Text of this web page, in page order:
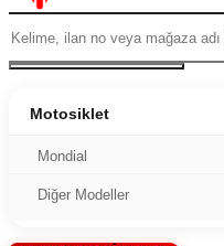
Motosiklet
Mondial
Diğer Modeller